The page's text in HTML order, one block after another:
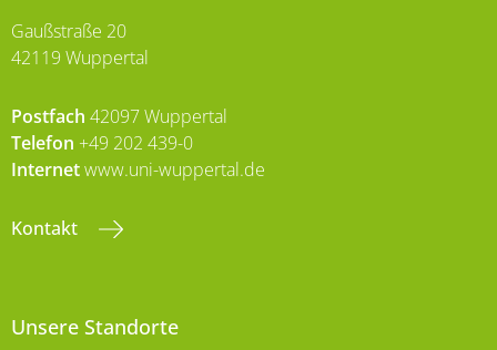
Gaußstraße 20
42119 Wuppertal
Postfach 42097 Wuppertal
Telefon +49 202 439-0
Internetwww.uni-wuppertal.de
Kontakt
Unsere Standorte